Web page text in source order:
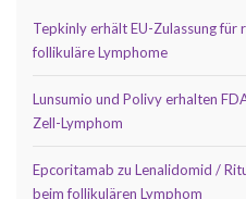
Tepkinly erhält EU-Zulassung
follikuläre Lymphome
Lunsumio und Polivy erhalten
Zell-Lymphom
Epcoritamab zu Lenalidomid /
beim follikulären Lymphom